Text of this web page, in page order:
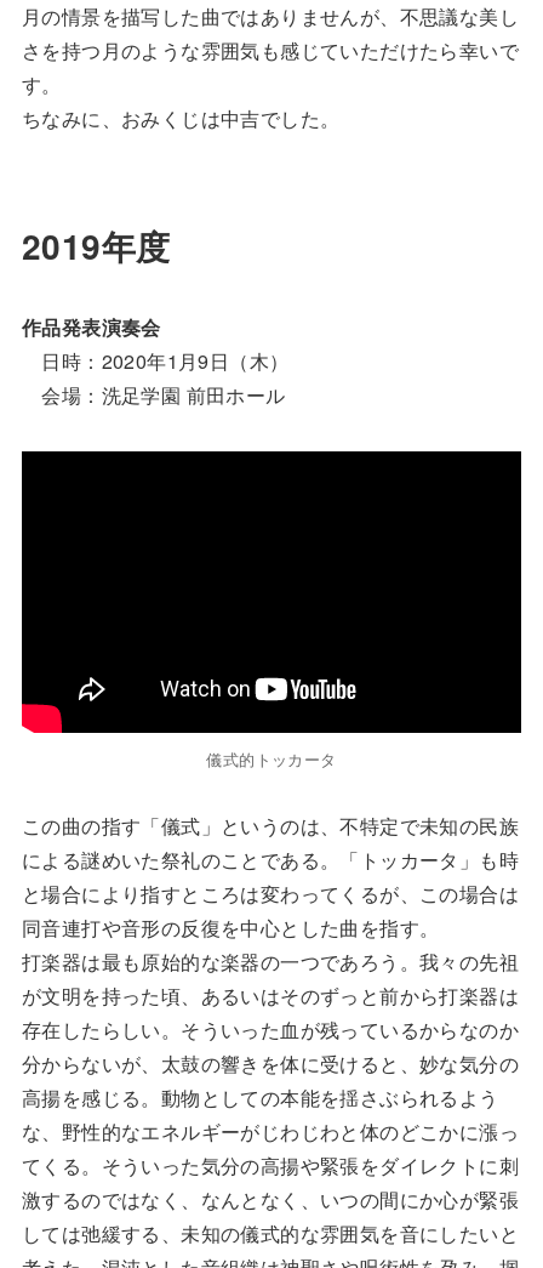
月の情景を描写した曲ではありませんが、不思議な美し
さを持つ月のような雰囲気も感じていただけたら幸いで
す。
ちなみに、おみくじは中吉でした。
2019年度
作品発表演奏会
日時：2020年1月9日（木）
会場：洗足学園 前田ホール
儀式的トッカータ
この曲の指す「儀式」というのは、不特定で未知の民族
による謎めいた祭礼のことである。「トッカータ」も時
と場合により指すところは変わってくるが、この場合は
同音連打や音形の反復を中心とした曲を指す。
打楽器は最も原始的な楽器の一つであろう。我々の先祖
が文明を持った頃、あるいはそのずっと前から打楽器は
存在したらしい。そういった血が残っているからなのか
分からないが、太鼓の響きを体に受けると、妙な気分の
高揚を感じる。動物としての本能を揺さぶられるよう
な、野性的なエネルギーがじわじわと体のどこかに漲っ
てくる。そういった気分の高揚や緊張をダイレクトに刺
激するのではなく、なんとなく、いつの間にか心が緊張
しては弛緩する、未知の儀式的な雰囲気を音にしたいと